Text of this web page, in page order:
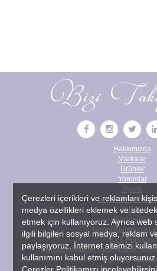
Bizi
Hakkımızda
Markalar
Ürünler
Yorumlar
Üyelik
Sıkça Sorulan
İletişim
Site Haritası
Genel Kullanım
KVK Politikası
Kişisel Verilerin İşlenmesine
Çerez Politikası
Çerezleri içerikleri ve reklamları
medya özellikleri eklemek ve
etmek için kullanıyoruz. Ayrıca web
ilgili bilgileri sosyal medya, reklam
paylaşıyoruz. İnternet sitemizi
kullanımını kabul etmiş